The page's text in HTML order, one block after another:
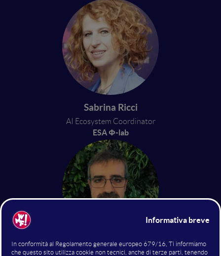
Sabrina Ricci
AI Ecosystem Coordinator
ESA Φ-lab
Jose Manuel Delgado Blasco